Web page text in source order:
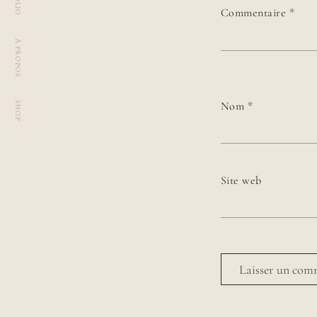
À PROPOS
SHOP
Commentaire *
Nom *
Site web